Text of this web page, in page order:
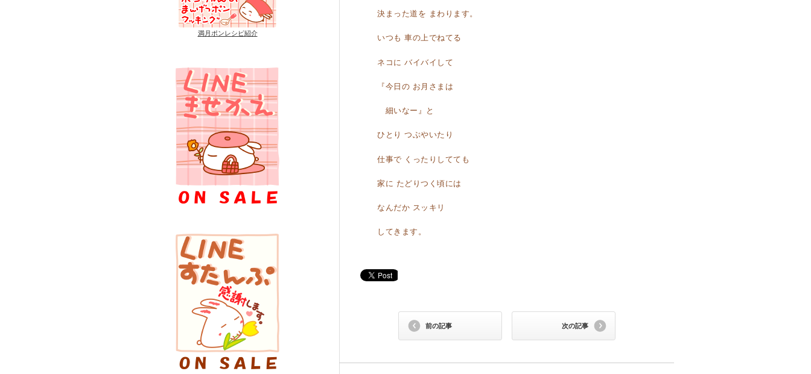
決まった道を まわります。
いつも 車の上でねてる
ネコに バイバイして
『今日の お月さまは
細いなー』と
ひとり つぶやいたり
仕事で くったりしてても
家に たどりつく頃には
なんだか スッキリ
してきます。
前の記事 次の記事
満月ポンレシピ紹介